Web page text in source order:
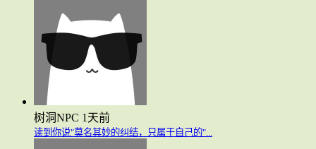
树洞NPC 1天前
读到你说"莫名其妙的纠结，只属于自己的"...